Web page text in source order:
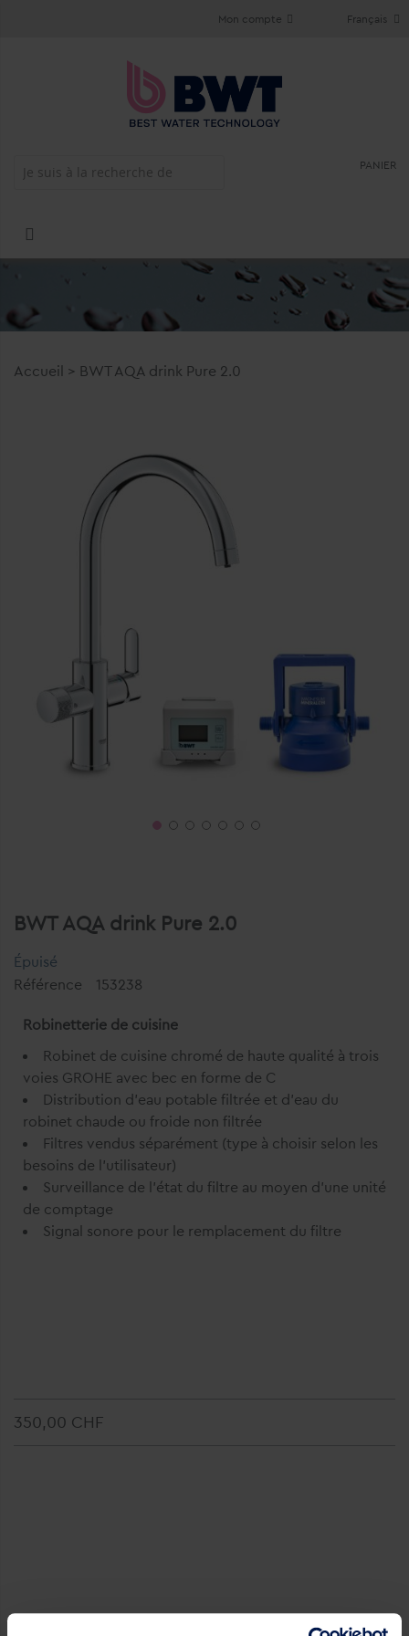
Français
Mon compte
PANIER
Accueil > BWT AQA drink Pure 2.0
BWT AQA drink Pure 2.0
Épuisé
Référence
153238
Robinetterie de cuisine
Robinet de cuisine chromé de haute qualité à trois
voies GROHE avec bec en forme de C
Distribution d’eau potable filtrée et d’eau du
robinet chaude ou froide non filtrée
Filtres vendus séparément (type à choisir selon les
besoins de l’utilisateur)
Surveillance de l’état du filtre au moyen d’une unité
de comptage
Signal sonore pour le remplacement du filtre
350,00 CHF